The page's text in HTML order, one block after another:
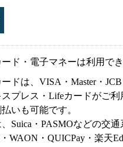
ド・電子マネーは利用で
ドは、VISA・Master・
スプレス・Lifeカードがご利
いも可能です。
Suica・PASMOなどの交通
WAON・QUICPay・楽天